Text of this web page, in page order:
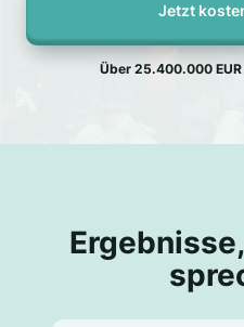
Jetzt
Über 25.400.000 EUR